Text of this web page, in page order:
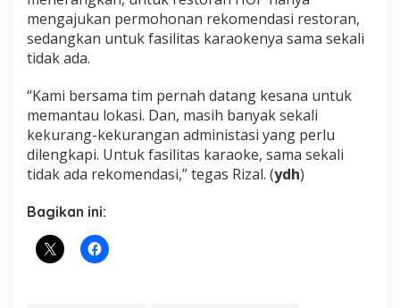
mengajukan permohonan rekomendasi restoran,
sedangkan untuk fasilitas karaokenya sama sekali
tidak ada.
“Kami bersama tim pernah datang kesana untuk
memantau lokasi. Dan, masih banyak sekali
kekurang-kekurangan administasi yang perlu
dilengkapi. Untuk fasilitas karaoke, sama sekali
tidak ada rekomendasi,” tegas Rizal. (ydh)
Bagikan ini: